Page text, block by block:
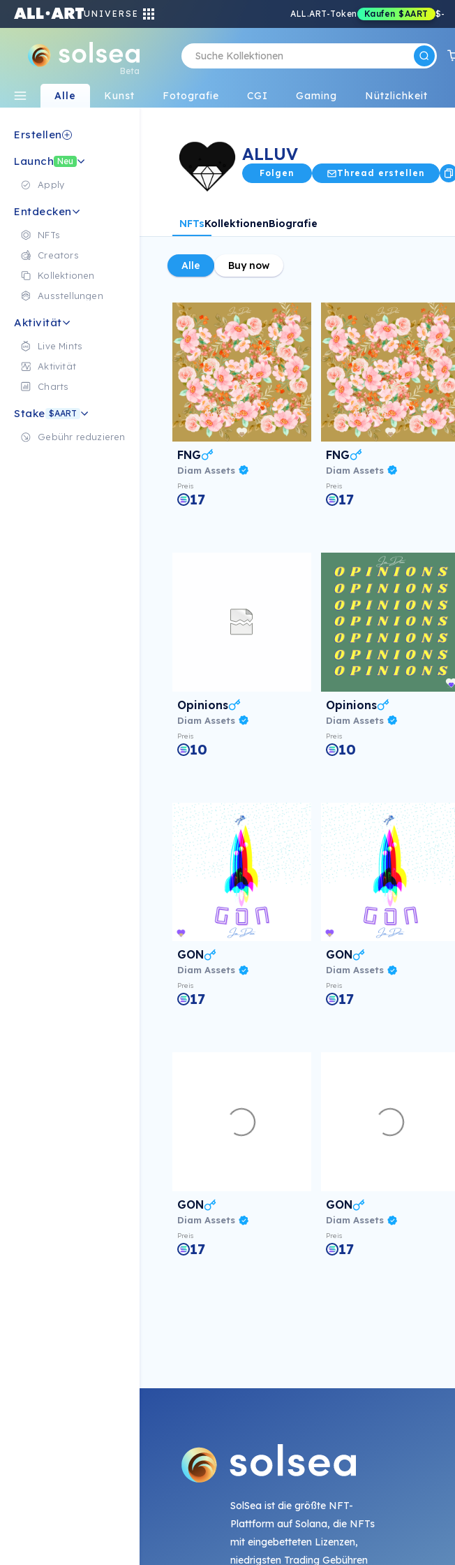
UNIVERSE ALL.ART-Token Kaufen $AART $-
Beta
Alle Kunst Fotografie CGI Gaming Nützlichkeit
Erstellen
Launch Neu
Apply
Entdecken
NFTs
Creators
Kollektionen
Ausstellungen
Aktivität
Live Mints
Aktivität
Charts
Stake $AART
Gebühr reduzieren
ALLUV
Folgen Thread erstellen
NFTsKollektionenBiografie
Alle Buy now
FNG
Diam Assets
Preis
17
FNG
Diam Assets
Preis
17
Opinions
Diam Assets
Preis
10
Opinions
Diam Assets
Preis
10
GON
Diam Assets
Preis
17
GON
Diam Assets
Preis
17
GON
Diam Assets
Preis
17
GON
Diam Assets
Preis
17
SolSea ist die größte NFT-
Plattform auf Solana, die NFTs
mit eingebetteten Lizenzen,
niedrigsten Trading Gebühren